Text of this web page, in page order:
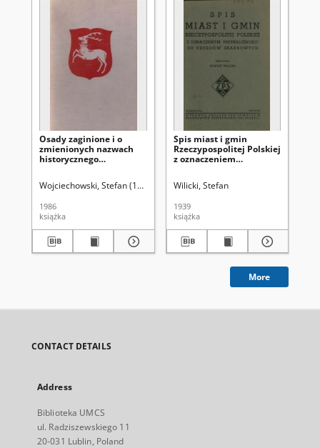
Osady zaginione i o
zmienionych nazwach
historycznego
Wojciechowski, Stefan (1899-1980) Sochacka, Anna
1986
książka
Spis miast i gmin
Rzeczypospolitej Polskiej
z oznaczeniem
Wilicki, Stefan
1939
książka
More
CONTACT DETAILS
Address
Biblioteka UMCS
ul. Radziszewskiego 11
20-031 Lublin, Poland